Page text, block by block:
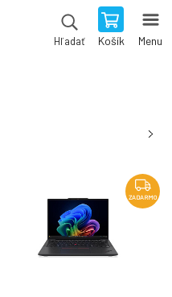
Hľadať Košík Menu
ZADARMO